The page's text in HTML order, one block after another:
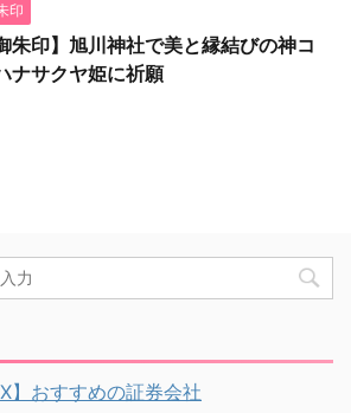
印
朱印】旭川神社で美と縁結びの神コ
ナサクヤ姫に祈願
】おすすめの証券会社